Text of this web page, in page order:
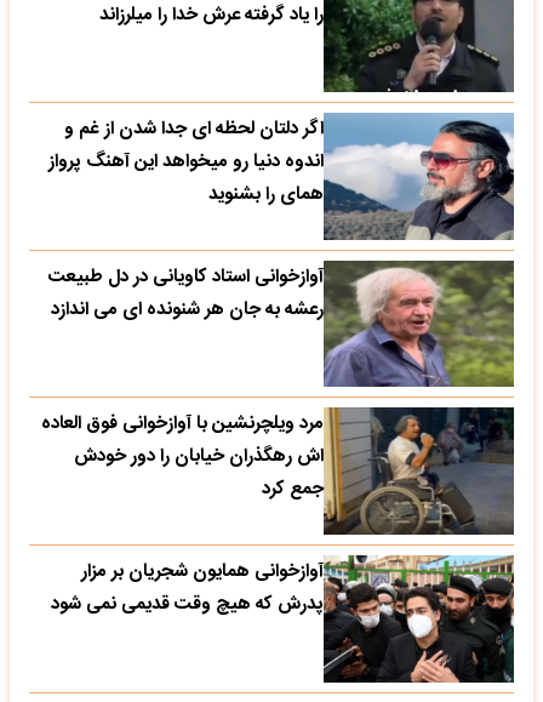
را یاد گرفته عرش خدا را میلرزاند
اگر دلتان لحظه ای جدا شدن از غم و
اندوه دنیا رو میخواهد این آهنگ پرواز
همای را بشنوید
آوازخوانی استاد کاویانی در دل طبیعت
رعشه به جان هر شنونده ای می اندازد
مرد ویلچرنشین با آوازخوانی فوق العاده
اش رهگذران خیابان را دور خودش
جمع کرد
آوازخوانی همایون شجریان بر مزار
پدرش که هیچ وقت قدیمی نمی شود